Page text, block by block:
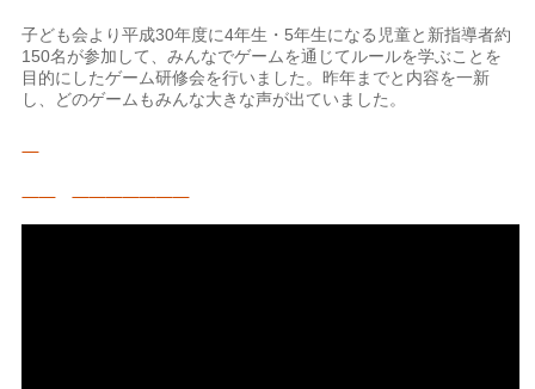
子ども会より平成30年度に4年生・5年生になる児童と新指導者約
150名が参加して、みんなでゲームを通じてルールを学ぶことを
目的にしたゲーム研修会を行いました。昨年までと内容を一新
し、どのゲームもみんな大きな声が出ていました。